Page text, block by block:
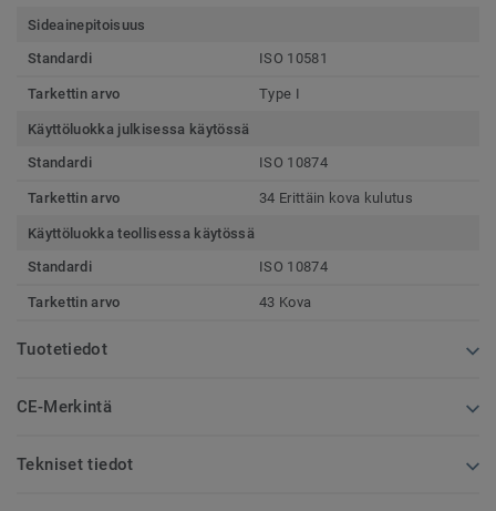
Sideainepitoisuus
Standardi
ISO 10581
Tarkettin arvo Type I
Käyttöluokka julkisessa käytössä
Standardi
ISO 10874
Tarkettin arvo 34 Erittäin kova kulutus
Käyttöluokka teollisessa käytössä
Standardi
ISO 10874
Tarkettin arvo 43 Kova
Tuotetiedot
CE-Merkintä
Tekniset tiedot